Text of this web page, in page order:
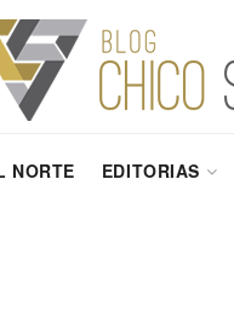
NORTE EDITORIAS